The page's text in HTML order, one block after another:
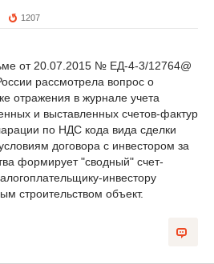
1207
от 20.07.2015 № ЕД-4-3/12764@
рассмотрела вопрос о
отражения в журнале учета
и выставленных счетов-фактур
по НДС кода вида сделки
договора с инвестором за
формирует "сводный" счет-
инвестору
строительством объект.